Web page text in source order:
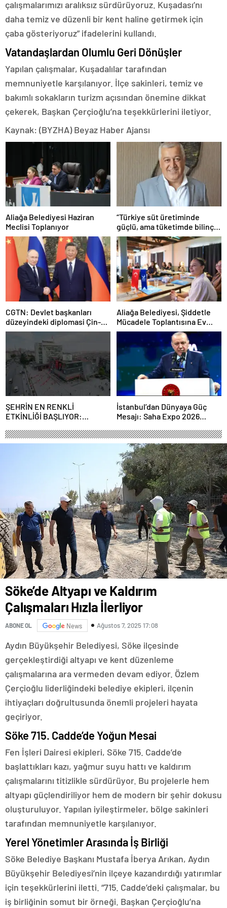
çalışmalarımızı aralıksız sürdürüyoruz. Kuşadası’nı
daha temiz ve düzenli bir kent haline getirmek için
çaba gösteriyoruz” ifadelerini kullandı.
Vatandaşlardan Olumlu Geri Dönüşler
Yapılan çalışmalar, Kuşadalılar tarafından
memnuniyetle karşılanıyor. İlçe sakinleri, temiz ve
bakımlı sokakların turizm açısından önemine dikkat
çekerek, Başkan Çerçioğlu’na teşekkürlerini iletiyor.
Kaynak: (BYZHA) Beyaz Haber Ajansı
Aliağa Belediyesi Haziran
Meclisi Toplanıyor
“Türkiye süt üretiminde
güçlü, ama tüketimde bilinç
şart”
CGTN: Devlet başkanları
düzeyindeki diplomasi Çin-
Rusya arasındaki büyüyen
ortaklığı güçlendiriyor
Aliağa Belediyesi, Şiddetle
Mücadele Toplantısına Ev
Sahipliği Yaptı
ŞEHRİN EN RENKLİ
ETKİNLİĞİ BAŞLIYOR:
FESTİVALİ” HEYECANI
GAZİOSMANPAŞA’DA
İstanbul’dan Dünyaya Güç
Mesajı: Saha Expo 2026
Söke’de Altyapı ve Kaldırım
Çalışmaları Hızla İlerliyor
ABONE OL News Ağustos 7, 2025 17:08
Aydın Büyükşehir Belediyesi, Söke ilçesinde
gerçekleştirdiği altyapı ve kent düzenleme
çalışmalarına ara vermeden devam ediyor. Özlem
Çerçioğlu liderliğindeki belediye ekipleri, ilçenin
ihtiyaçları doğrultusunda önemli projeleri hayata
geçiriyor.
Söke 715. Cadde’de Yoğun Mesai
Fen İşleri Dairesi ekipleri, Söke 715. Cadde’de
başlattıkları kazı, yağmur suyu hattı ve kaldırım
çalışmalarını titizlikle sürdürüyor. Bu projelerle hem
altyapı güçlendiriliyor hem de modern bir şehir dokusu
oluşturuluyor. Yapılan iyileştirmeler, bölge sakinleri
tarafından memnuniyetle karşılanıyor.
Yerel Yönetimler Arasında İş Birliği
Söke Belediye Başkanı Mustafa İberya Arıkan, Aydın
Büyükşehir Belediyesi’nin ilçeye kazandırdığı yatırımlar
için teşekkürlerini iletti. “715. Cadde’deki çalışmalar, bu
iş birliğinin somut bir örneği. Başkan Çerçioğlu’na